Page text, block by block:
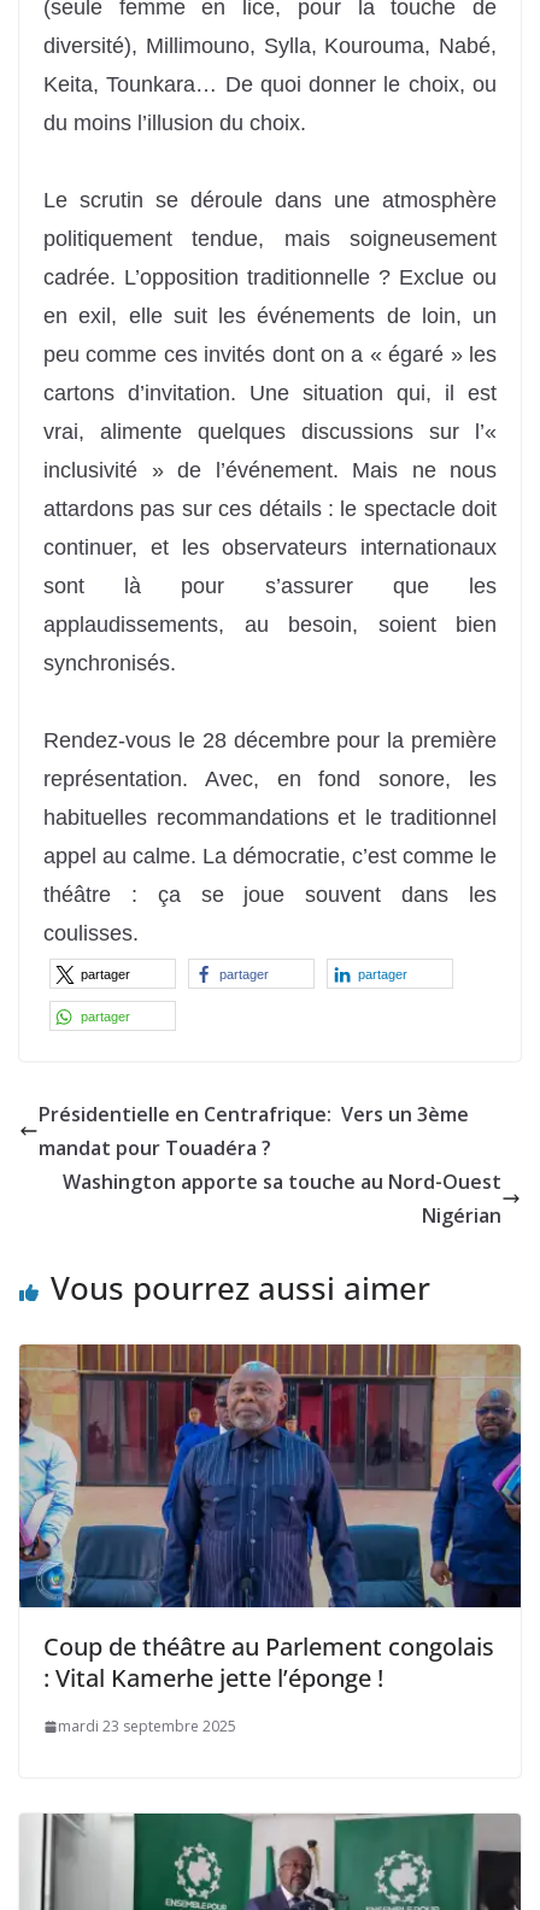
(seule femme en lice, pour la touche de
diversité), Millimouno, Sylla, Kourouma, Nabé,
Keita, Tounkara… De quoi donner le choix, ou
du moins l’illusion du choix.
Le scrutin se déroule dans une atmosphère
politiquement tendue, mais soigneusement
cadrée. L’opposition traditionnelle ? Exclue ou
en exil, elle suit les événements de loin, un
peu comme ces invités dont on a « égaré » les
cartons d’invitation. Une situation qui, il est
vrai, alimente quelques discussions sur l’«
inclusivité » de l’événement. Mais ne nous
attardons pas sur ces détails : le spectacle doit
continuer, et les observateurs internationaux
sont là pour s’assurer que les
applaudissements, au besoin, soient bien
synchronisés.
Rendez-vous le 28 décembre pour la première
représentation. Avec, en fond sonore, les
habituelles recommandations et le traditionnel
appel au calme. La démocratie, c’est comme le
théâtre : ça se joue souvent dans les
coulisses.
partager partager partager
partager
Présidentielle en Centrafrique: Vers un 3ème
mandat pour Touadéra ?
Washington apporte sa touche au Nord-Ouest
Nigérian
Vous pourrez aussi aimer
Coup de théâtre au Parlement congolais
: Vital Kamerhe jette l’éponge !
mardi 23 septembre 2025